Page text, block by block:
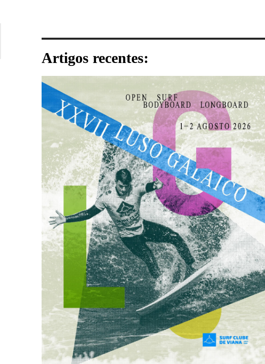
Artigos recentes: